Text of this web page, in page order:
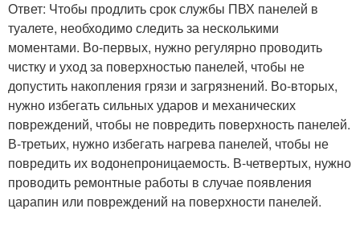
Ответ: Чтобы продлить срок службы ПВХ панелей в
туалете, необходимо следить за несколькими
моментами. Во-первых, нужно регулярно проводить
чистку и уход за поверхностью панелей, чтобы не
допустить накопления грязи и загрязнений. Во-вторых,
нужно избегать сильных ударов и механических
повреждений, чтобы не повредить поверхность панелей.
В-третьих, нужно избегать нагрева панелей, чтобы не
повредить их водонепроницаемость. В-четвертых, нужно
проводить ремонтные работы в случае появления
царапин или повреждений на поверхности панелей.